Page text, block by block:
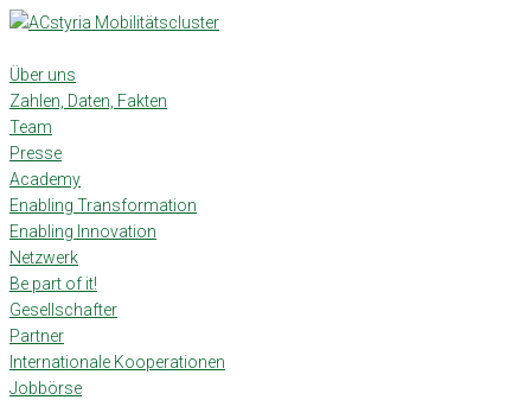
Skip
content
Über uns
Zahlen, Daten, Fakten
Team
Presse
Academy
Enabling Transformation
Enabling Innovation
Netzwerk
Be part of it!
Gesellschafter
Partner
Internationale Kooperationen
Jobbörse